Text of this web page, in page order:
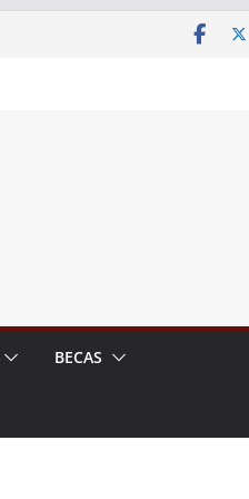
BECAS